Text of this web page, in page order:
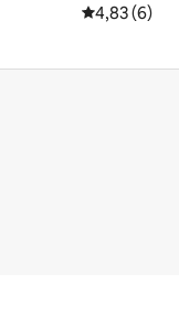
4,83 av 5 i
4,83 (6)